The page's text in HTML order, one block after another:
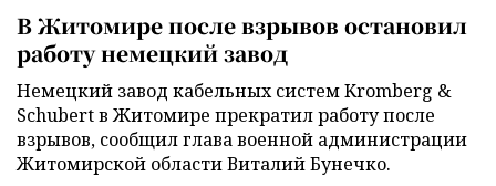
В Житомире после взрывов остановил
работу немецкий завод
Немецкий завод кабельных систем Kromberg &
Schubert в Житомире прекратил работу после
взрывов, сообщил глава военной администрации
Житомирской области Виталий Бунечко.